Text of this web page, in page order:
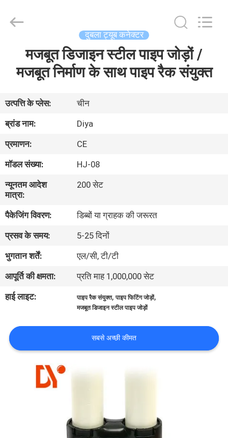
हमारे
बारे
कारखाना
भ्रमण
गुणवत्ता
नियंत्रण
संपर्क
समाचार
दुबला ट्यूब कनेक्टर
मजबूत डिजाइन स्टील पाइप जोड़ों /
मजबूत निर्माण के साथ पाइप रैक संयुक्त
उत्पत्ति के प्लेस:
चीन
ब्रांड नाम:
Diya
प्रमाणन:
CE
मॉडल संख्या:
HJ-08
न्यूनतम आदेश
मात्रा:
200 सेट
पैकेजिंग विवरण:
डिब्बों या ग्राहक की जरूरत
प्रसव के समय:
5-25 दिनों
भुगतान शर्तें:
एल/सी, टी/टी
आपूर्ति की क्षमता:
प्रति माह 1,000,000 सेट
हाई लाइट:
पाइप रैक संयुक्त,पाइप फिटिंग जोड़ों,
मजबूत डिजाइन स्टील पाइप जोड़ों
सबसे अच्छी कीमत